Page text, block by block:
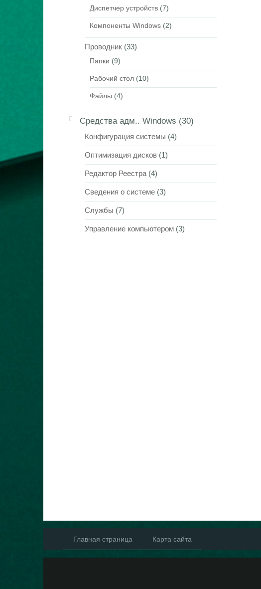
Диспетчер устройств (7)
Компоненты Windows (2)
Проводник (33)
Папки (9)
Рабочий стол (10)
Файлы (4)
Средства адм.. Windows (30)
Конфигурация системы (4)
Оптимизация дисков (1)
Редактор Реестра (4)
Сведения о системе (3)
Службы (7)
Управление компьютером (3)
Главная страница Карта сайта